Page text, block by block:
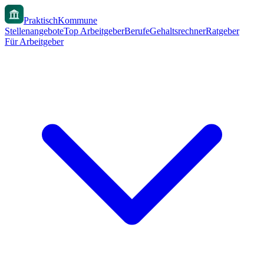
PraktischKommune
StellenangeboteTop ArbeitgeberBerufeGehaltsrechnerRatgeber
Für Arbeitgeber